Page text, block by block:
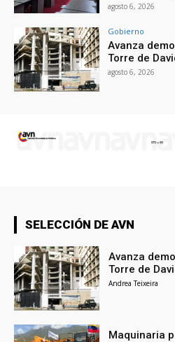
agosto 6, 2026
Gobierno
Avanza
Torre de
agosto 6, 2026
SELECCIÓN DE AVN
Avanza
Torre de
Andrea Teixeira
Maquinaria